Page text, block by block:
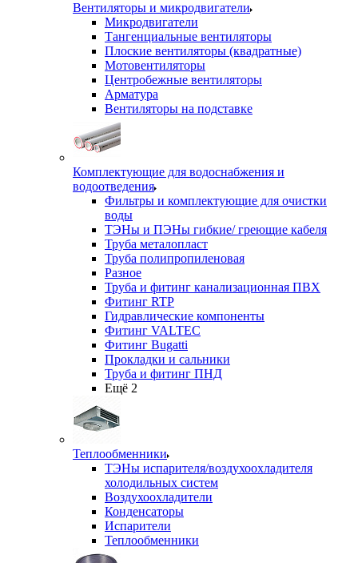
Вентиляторы и микродвигатели
Микродвигатели
Тангенциальные вентиляторы
Плоские вентиляторы (квадратные)
Мотовентиляторы
Центробежные вентиляторы
Арматура
Вентиляторы на подставке
Комплектующие для водоснабжения и
водоотведения
Фильтры и комплектующие для очистки
воды
ТЭНы и ПЭНы гибкие/ греющие кабеля
Труба металопласт
Труба полипропиленовая
Разное
Труба и фитинг канализационная ПВХ
Фитинг RTP
Гидравлические компоненты
Фитинг VALTEC
Фитинг Bugatti
Прокладки и сальники
Труба и фитинг ПНД
Ещё 2
Теплообменники
ТЭНы испарителя/воздухоохладителя
холодильных систем
Воздухоохладители
Конденсаторы
Испарители
Теплообменники